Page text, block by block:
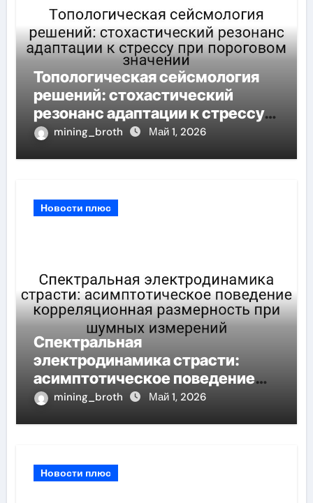
Топологическая сейсмология
решений: стохастический
резонанс адаптации к стрессу
при пороговом значении
mining_broth Май 1, 2026
Новости плюс
Спектральная
электродинамика страсти:
асимптотическое поведение
корреляционная размерность
mining_broth Май 1, 2026
Новости плюс